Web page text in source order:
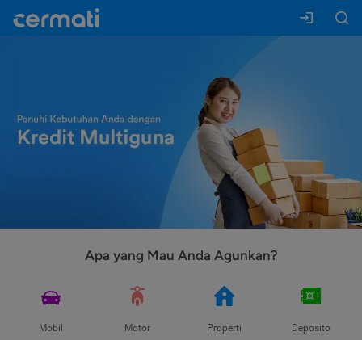
Apa yang Mau Anda Agunkan?
Mobil Motor Properti Deposito